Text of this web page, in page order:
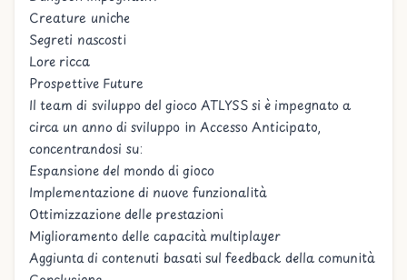
Creature uniche
Segreti nascosti
Lore ricca
Prospettive Future
Il team di sviluppo del gioco ATLYSS si è impegnato a
circa un anno di sviluppo in Accesso Anticipato,
concentrandosi su:
Espansione del mondo di gioco
Implementazione di nuove funzionalità
Ottimizzazione delle prestazioni
Miglioramento delle capacità multiplayer
Aggiunta di contenuti basati sul feedback della comunità